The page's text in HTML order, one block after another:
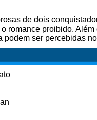
de dois
romance proibido.
ser percebidas